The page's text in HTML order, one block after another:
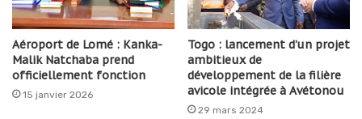
Aéroport de Lomé : Kanka-
Malik Natchaba prend
officiellement fonction
15 janvier 2026
Togo : lancement d’un projet
ambitieux de
développement de la filière
avicole intégrée à Avétonou
29 mars 2024